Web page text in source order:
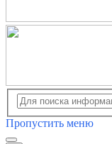
Пропустить меню